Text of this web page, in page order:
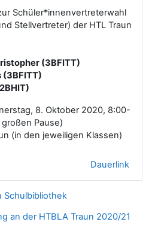
Schüler*innenvertreterwahl
Stellvertreter) der HTL Traun
(3BFITT)
(3BFITT)
8. Oktober 2020, 8:00-
Pause)
(in den jeweiligen Klassen)
Dauerlink
an der HTBLA Traun 2020/21